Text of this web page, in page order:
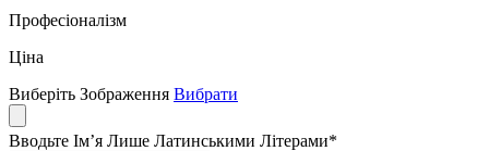
Професіоналізм
Ціна
Виберіть Зображення Вибрати
Вводьте Ім’я Лише Латинськими Літерами*